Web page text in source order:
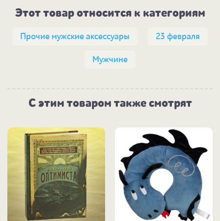
Этот товар относится к категориям
Прочие мужские аксессуары 23 февраля
Мужчине
С этим товаром также смотрят